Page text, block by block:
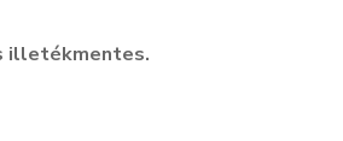
illetékmentes.